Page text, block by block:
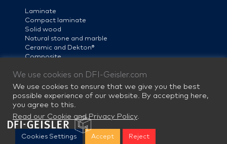
Laminate
Compact laminate
Solid wood
Natural stone and marble
Ceramic and Dekton®
Composite
Steel
We use cookies on DFI-Geisler.com
We use cookies to ensure that we give you the best
possible experience of our website. By accepting here,
you agree to this.
Read our Cookie and Privacy Policy.
Cookies Settings Accept Reject